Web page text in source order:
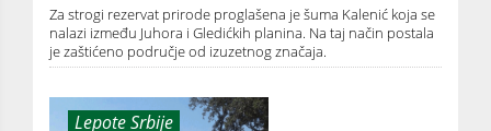
Za strogi rezervat prirode proglašena je šuma Kalenić koja se
nalazi između Juhora i Gledićkih planina. Na taj način postala
je zaštićeno područje od izuzetnog značaja.
Lepote Srbije